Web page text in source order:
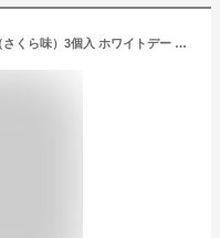
資生堂パーラー 春のチーズケーキ（さくら味）3個入 ホワイトデー チーズケーキ 桜 さくら 期間限定